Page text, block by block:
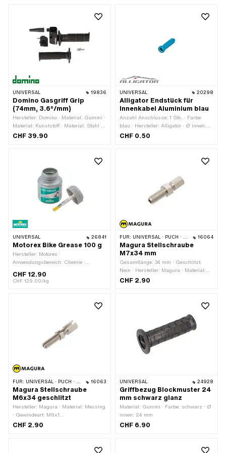
UNIVERSAL 19836
Domino Gasgriff Grip
(74mm, 3.6°/mm)
Hersteller: Domino · Material: Gummi ·
Material: Kunststoff · Material: Stahl ·
Material Gehäuse: Kunststoff · Farbe:
Bewegungsgrad: 3.6° / mm · Anzahl
Bestandteile: 5 Stk.
CHF 39.90
UNIVERSAL 20298
Alligator Endstück für
Innenkabel Aluminium blau
Anzahl Anschlüsse: 1 Stk. · Farbe:
blau · Hersteller: Alligator · Ø innen:
2.3 mm · Gesamtlänge: 12 mm ·
CHF 0.50
UNIVERSAL 26841
Motorex Bike Grease 100 g
Hersteller: Motorex ·
Anwendungsbereich: Chemie ·
g · Temperaturbeständigkeit (min.):
CHF 12.90
CHF 129.00/kg
FÜR: UNIVERSAL · PUCH · SACHS · ZÜNDAPP BELMONDO 16064
Magura Stellschraube
M7x34 mm
Gesamtlänge: 34 mm · Geschlitzt:
Nein · Hersteller: Magura · Material:
Messing · Oberfläche: vernickelt ·
CHF 2.90
FÜR: UNIVERSAL · PUCH · SACHS 16063
Magura Stellschraube
M6x34 geschlitzt
Hersteller: Magura · Material: Messing
· Gewindeart: M6x1
(Standardgewinde) · Geschlitzt: Ja ·
CHF 2.90
UNIVERSAL 24928
Griffbezug Blockmuster 24
mm schwarz glanz
Material: Gummi · Farbe: schwarz · Ø
innen: 24 mm
CHF 6.90